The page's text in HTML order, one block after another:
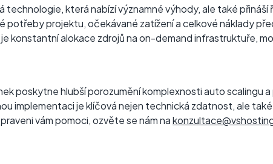
technologie, která nabízí významné výhody, ale také přináší
potřeby projektu, očekávané zatížení a celkové náklady
konstantní alokace zdrojů na on-demand infrastruktuře,
poskytne hlubší porozumění komplexnosti auto scalingu
implementaci je klíčová nejen technická zdatnost, ale
vám pomoci, ozvěte se nám na